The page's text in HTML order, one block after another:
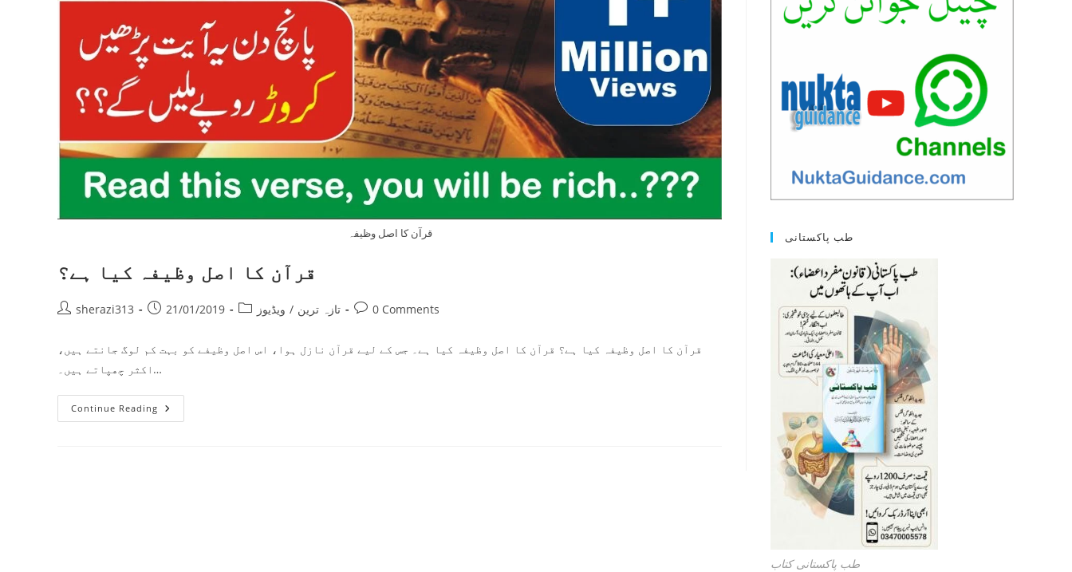
قرآن کا اصل وظیفہ
قرآن کا اصل وظیفہ کیا ہے؟
Postsherazi313
Post21/01/2019
Post
تازہ ترین / ویڈیوز
Post0 Comments
قرآن کا اصل وظیفہ کیا ہے؟ قرآن کا اصل وظیفہ کیا ہے۔ جس کے لیے قرآن نازل ہوا، اس اصل وظیفے کو بہت کم لوگ جانتے ہیں،
اکثر چھپاتے ہیں۔…
Continue Reading قرآن
کا
طب پاکستانی
طب پاکستانی کتاب